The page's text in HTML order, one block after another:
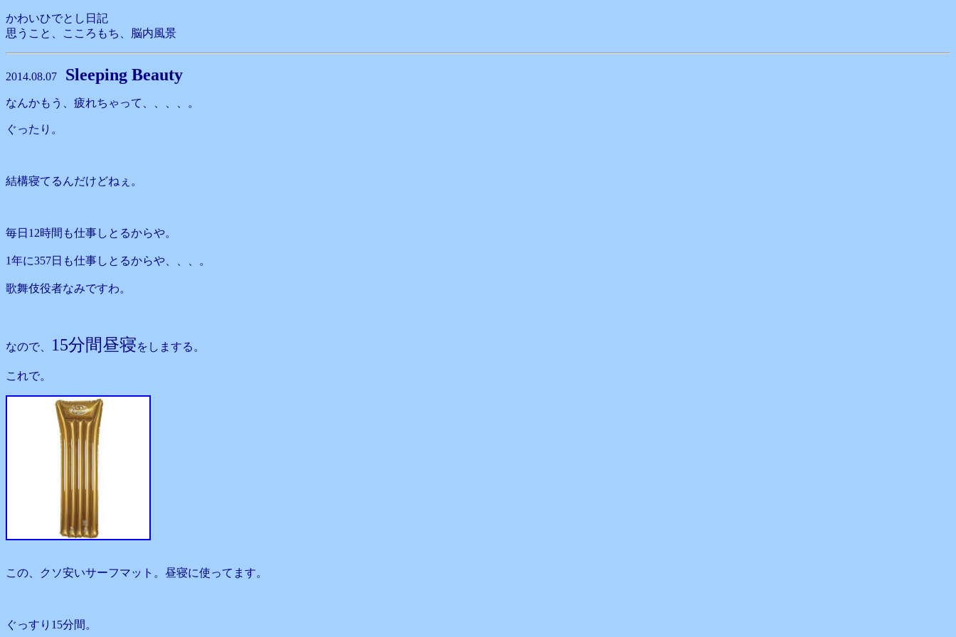
かわいひでとし日記
思うこと、こころもち、脳内風景
2014.08.07 Sleeping Beauty
なんかもう、疲れちゃって、、、、。
ぐったり。
結構寝てるんだけどねぇ。
毎日12時間も仕事しとるからや。
1年に357日も仕事しとるからや、、、。
歌舞伎役者なみですわ。
なので、 15分間昼寝をしまする。
これで。
この、クソ安いサーフマット。昼寝に使ってます。
ぐっすり15分間。